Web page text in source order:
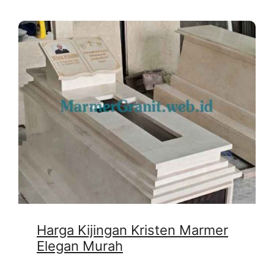
Harga Kijingan Kristen Marmer
Elegan Murah